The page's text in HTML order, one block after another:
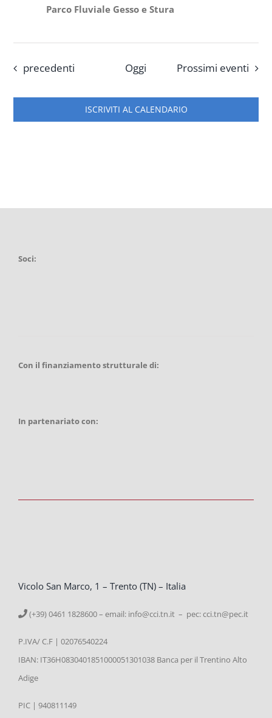
Parco Fluviale Gesso e Stura
Eventi
precedenti Oggi Prossimi eventi
ISCRIVITI AL CALENDARIO
Soci:
Con il finanziamento strutturale di:
In partenariato con:
Vicolo San Marco, 1 – Trento (TN) – Italia
(+39) 0461 1828600 – email: info@cci.tn.it – pec: cci.tn@pec.it
P.IVA/ C.F | 02076540224
IBAN: IT36H0830401851000051301038 Banca per il Trentino Alto
Adige
PIC | 940811149